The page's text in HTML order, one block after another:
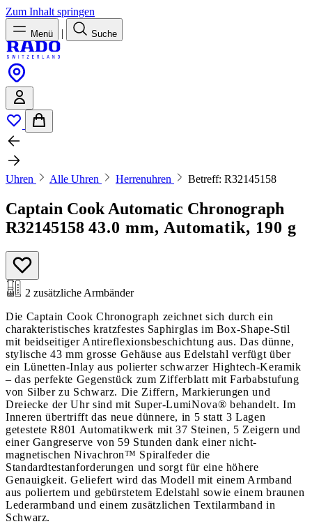
Zum Inhalt springen
Menü | Suche
Uhren Alle Uhren Herrenuhren Betreff: R32145158
Captain Cook Automatic Chronograph
R32145158 43.0 mm, Automatik, 190 g
2 zusätzliche Armbänder
Die Captain Cook Chronograph zeichnet sich durch ein
charakteristisches kratzfestes Saphirglas im Box-Shape-Stil
mit beidseitiger Antireflexionsbeschichtung aus. Das dünne,
stylische 43 mm grosse Gehäuse aus Edelstahl verfügt über
ein Lünetten-Inlay aus polierter schwarzer Hightech-Keramik
– das perfekte Gegenstück zum Zifferblatt mit Farbabstufung
von Silber zu Schwarz. Die Ziffern, Markierungen und
Dreiecke der Uhr sind mit Super-LumiNova® behandelt. Im
Inneren übertrifft das neue dünnere, in 5 statt 3 Lagen
getestete R801 Automatikwerk mit 37 Steinen, 5 Zeigern und
einer Gangreserve von 59 Stunden dank einer nicht-
magnetischen Nivachron™ Spiralfeder die
Standardtestanforderungen und sorgt für eine höhere
Genauigkeit. Geliefert wird das Modell mit einem Armband
aus poliertem und gebürstetem Edelstahl sowie einem braunen
Lederarmband und einem zusätzlichen Textilarmband in
Schwarz.